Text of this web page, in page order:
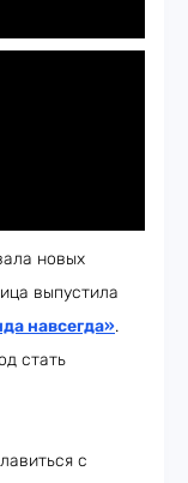
новых
выпустила
навсегда».
стать
с